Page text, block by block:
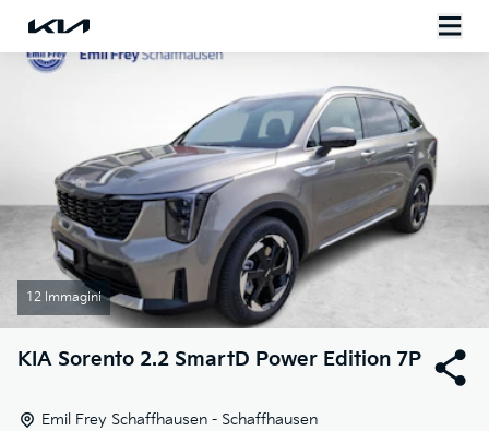
12 Immagini
KIA Sorento 2.2 SmartD Power Edition 7P
Emil Frey Schaffhausen - Schaffhausen